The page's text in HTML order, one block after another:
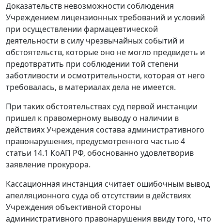
Доказательств невозможности соблюдения
Учреждением лицензионных требований и условий
при осуществлении фармацевтической
деятельности в силу чрезвычайных событий и
обстоятельств, которые оно не могло предвидеть и
предотвратить при соблюдении той степени
заботливости и осмотрительности, которая от него
требовалась, в материалах дела не имеется.
При таких обстоятельствах суд первой инстанции
пришел к правомерному выводу о наличии в
действиях Учреждения состава административного
правонарушения, предусмотренного частью 4
статьи 14.1 КоАП РФ, обоснованно удовлетворив
заявление прокурора.
Кассационная инстанция считает ошибочным вывод
апелляционного суда об отсутствии в действиях
Учреждения объективной стороны
административного правонарушения ввиду того, что